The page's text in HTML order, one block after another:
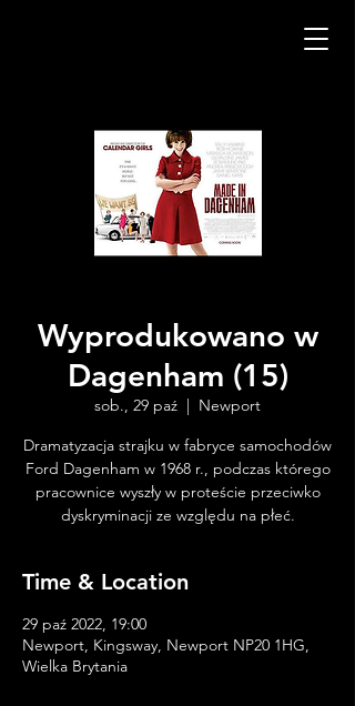
Wyprodukowano w
Dagenham (15)
sob., 29 paź
  |
Newport
Dramatyzacja strajku w fabryce samochodów
Ford Dagenham w 1968 r., podczas którego
pracownice wyszły w proteście przeciwko
dyskryminacji ze względu na płeć.
Time & Location
29 paź 2022, 19:00
Newport, Kingsway, Newport NP20 1HG,
Wielka Brytania